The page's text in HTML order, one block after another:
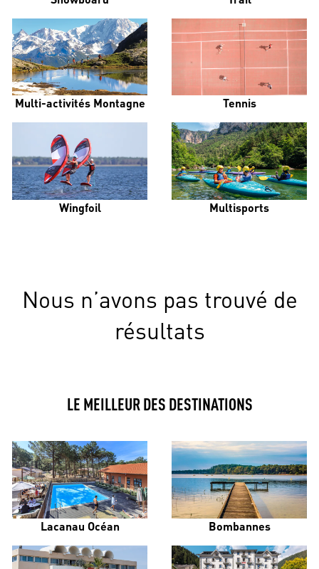
Multi-activités Montagne Tennis
Wingfoil Multisports
Nous n’avons pas trouvé de
résultats
LE MEILLEUR DES DESTINATIONS
Lacanau Océan Bombannes